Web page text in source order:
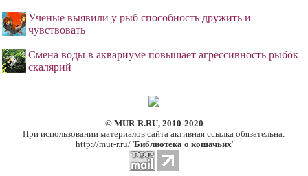
Ученые выявили у рыб способность дружить и
чувствовать
Смена воды в аквариуме повышает агрессивность рыбок
скалярий
© MUR-R.RU, 2010-2020
При использовании материалов сайта активная ссылка обязательна:
http://mur-r.ru/ 'Библиотека о кошачьих'